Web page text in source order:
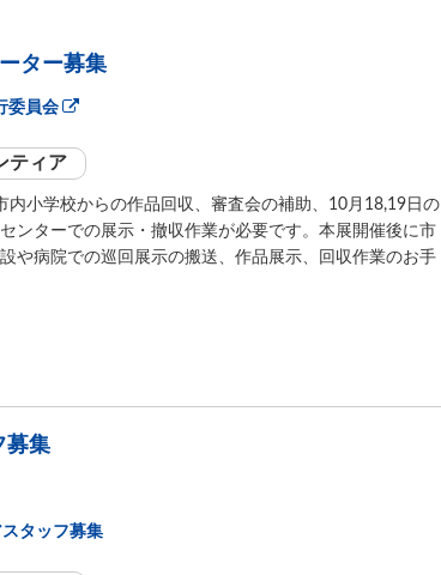
ター募集
委員会
ティア
内小学校からの作品回収、審査会の補助、10月18,19日の
ンターでの展示・撤収作業が必要です。本展開催後に市
や病院での巡回展示の搬送、作品展示、回収作業のお手
募集
タッフ募集